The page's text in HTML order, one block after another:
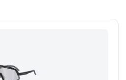
кого узкое лицо, а также
и нижней частями
сбоку): 15,7см.